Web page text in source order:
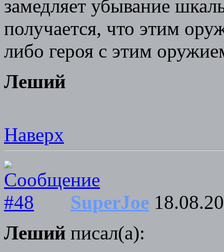
замедляет убывание
получается, что этим
либо героя с этим
Леший
Наверх
SuperJoe
Леший писал(а):